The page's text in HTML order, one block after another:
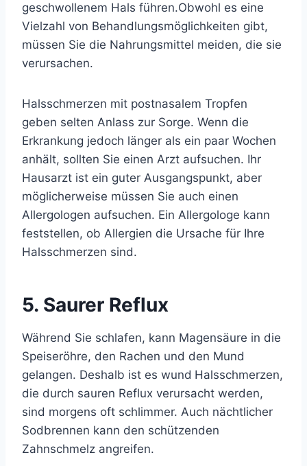
geschwollenem Hals führen.Obwohl es eine
Vielzahl von Behandlungsmöglichkeiten gibt,
müssen Sie die Nahrungsmittel meiden, die sie
verursachen.
Halsschmerzen mit postnasalem Tropfen
geben selten Anlass zur Sorge. Wenn die
Erkrankung jedoch länger als ein paar Wochen
anhält, sollten Sie einen Arzt aufsuchen. Ihr
Hausarzt ist ein guter Ausgangspunkt, aber
möglicherweise müssen Sie auch einen
Allergologen aufsuchen. Ein Allergologe kann
feststellen, ob Allergien die Ursache für Ihre
Halsschmerzen sind.
5. Saurer Reflux
Während Sie schlafen, kann Magensäure in die
Speiseröhre, den Rachen und den Mund
gelangen. Deshalb ist es wund Halsschmerzen,
die durch sauren Reflux verursacht werden,
sind morgens oft schlimmer. Auch nächtlicher
Sodbrennen kann den schützenden
Zahnschmelz angreifen.